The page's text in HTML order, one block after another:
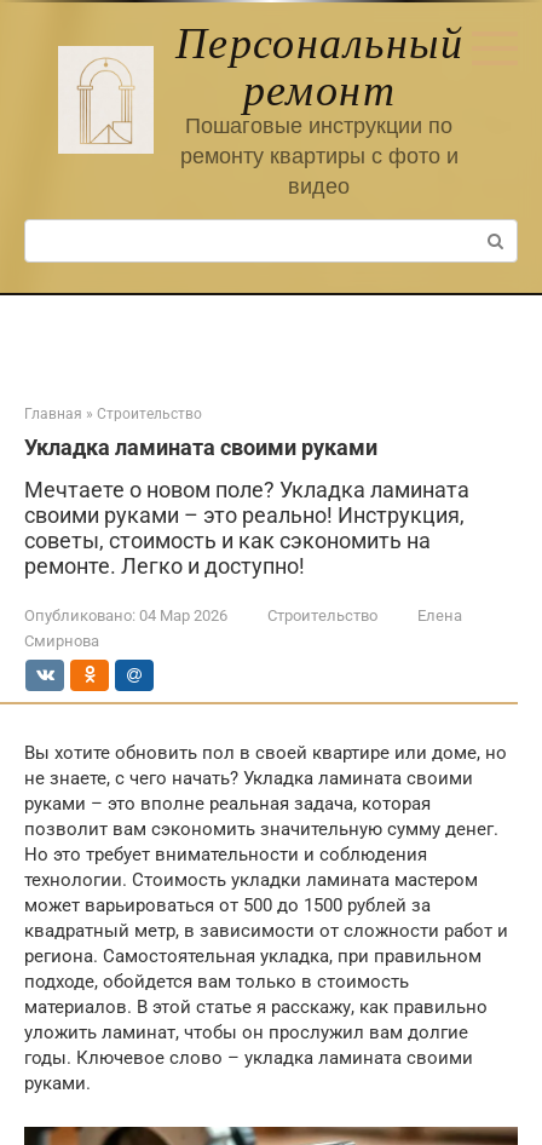
Персональный
ремонт
Пошаговые инструкции по
ремонту квартиры с фото и
видео
Поиск:
Главная » Строительство
Укладка ламината своими руками
Мечтаете о новом поле? Укладка ламината
своими руками – это реально! Инструкция,
советы, стоимость и как сэкономить на
ремонте. Легко и доступно!
Опубликовано: 04 Мар 2026 Строительство
Елена
Смирнова
Вы хотите обновить пол в своей квартире или доме, но
не знаете, с чего начать? Укладка ламината своими
руками – это вполне реальная задача, которая
позволит вам сэкономить значительную сумму денег.
Но это требует внимательности и соблюдения
технологии. Стоимость укладки ламината мастером
может варьироваться от 500 до 1500 рублей за
квадратный метр, в зависимости от сложности работ и
региона. Самостоятельная укладка, при правильном
подходе, обойдется вам только в стоимость
материалов. В этой статье я расскажу, как правильно
уложить ламинат, чтобы он прослужил вам долгие
годы. Ключевое слово – укладка ламината своими
руками.